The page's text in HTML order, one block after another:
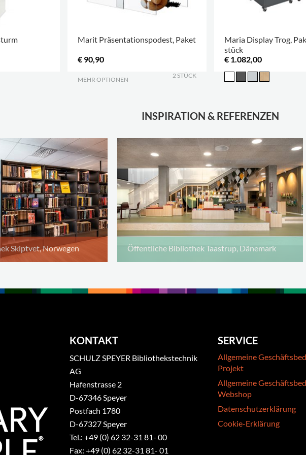
Marit Präsentationspodest, Paket
€ 90,90
MEHR OPTIONEN
2 STÜCK
Maria Display Trog,
stück
€ 1.082,00
INSPIRATION & REFERENZEN
Skiptvet, Norwegen Öffentliche Bibliothek Taastrup, Dänemark
KONTAKT
SCHULZ SPEYER Bibliothekstechnik
AG
Hafenstrasse 2
​D-67346 Speyer
Postfach 1780
D-67327 Speyer
Tel.: +49 (0) 62 32-31 81- 00
Fax: +49 (0) 62 32-31 81- 01
SERVICE
Allgemeine
Projekt
Allgemeine
Webshop
Datenschutzerklärung
Cookie-Erklärung